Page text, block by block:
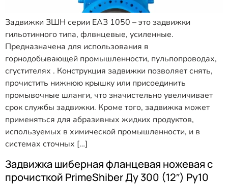
Задвижки ЗШН серии ЕАЗ 1050 – это задвижки
гильотинного типа, флвнцевые, усиленные.
Предназначена для использования в
горнодобывающей промышленности, пульпопроводах,
сгустителях . Конструкция задвижки позволяет снять,
прочистить нижнюю крышку или присоединить
промывочные шланги, что значистельно увеличивает
срок службы задвижки. Кроме того, задвижка может
применяться для абразивных жидких продуктов,
используемых в химической промышленности, и в
системах сточных […]
Задвижка шиберная фланцевая ножевая с
прочисткой PrimeShiber Ду 300 (12″) Ру10